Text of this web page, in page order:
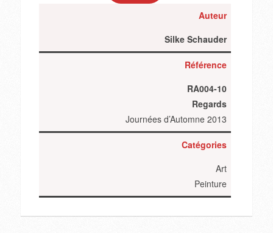
Auteur
Silke Schauder
Référence
RA004-10
Regards
Journées d’Automne 2013
Catégories
Art
Peinture